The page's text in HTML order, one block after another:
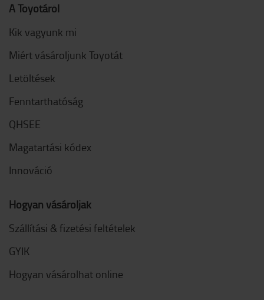
A Toyotáról
Kik vagyunk mi
Miért vásároljunk Toyotát
Letöltések
Fenntarthatóság
QHSEE
Magatartási kódex
Innováció
Hogyan vásároljak
Szállítási & fizetési feltételek
GYIK
Hogyan vásárolhat online